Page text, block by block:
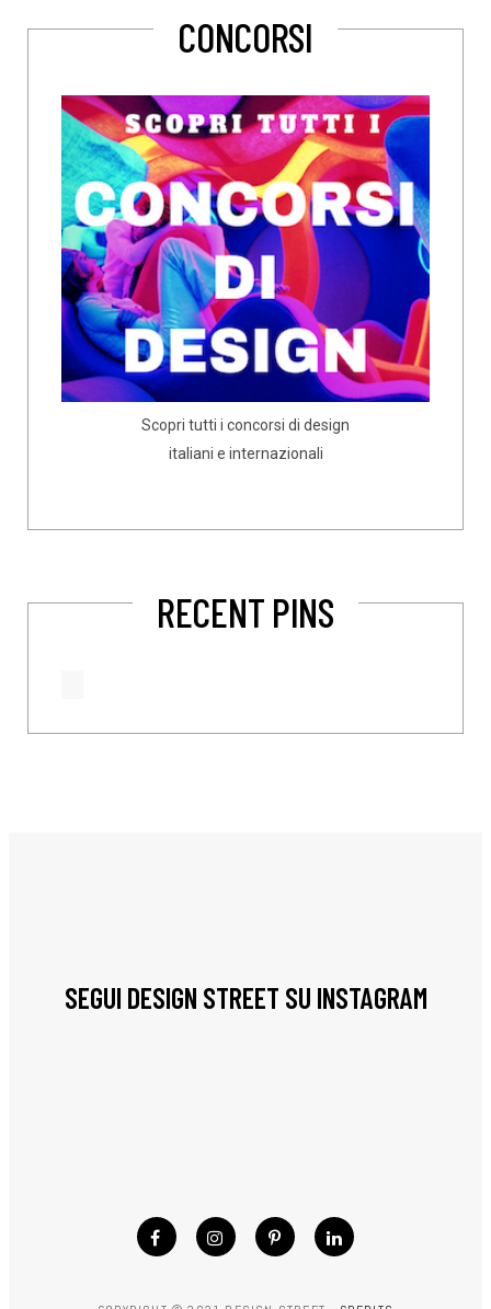
CONCORSI
Scopri tutti i concorsi di design
italiani e internazionali
RECENT PINS
SEGUI DESIGN STREET SU INSTAGRAM